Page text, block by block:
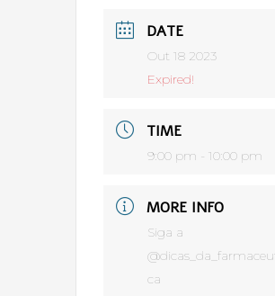
DATE
Out 18 2023
Expired!
TIME
9:00 pm - 10:00 pm
MORE INFO
Siga a
ca